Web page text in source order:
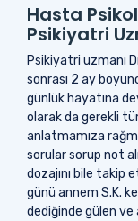
Hasta
Psikiyatri
Psikiyatri uzmanı
sonrası 2 ay
günlük hayatına
olarak da gerekli
anlatmamıza
sorular sorup not
dozajını bile takip
günü annem S.K.
dediğinde gülen ve